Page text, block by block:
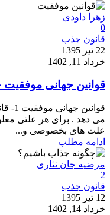
زهرا داودی
0
قانون جذب
22 تیر 1395
خرداد 11, 1402
قوانین جهانی
می دهد . برای هر علتی
علت های بخصوصی و...
ادامه مطلب
مرضیه جان نثاری
2
قانون جذب
12 تیر 1395
خرداد 14, 1402